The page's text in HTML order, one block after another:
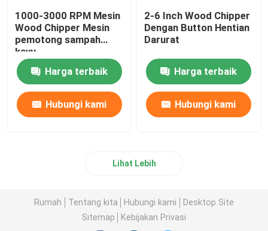
1000-3000 RPM Mesin
Wood Chipper Mesin
pemotong sampah
kayu
Harga terbaik
Hubungi kami
2-6 Inch Wood Chipper
Dengan Button Hentian
Darurat
Harga terbaik
Hubungi kami
Lihat Lebih
Rumah Tentang kita Hubungi kami
Desktop Site
Sitemap
Kebijakan Privasi